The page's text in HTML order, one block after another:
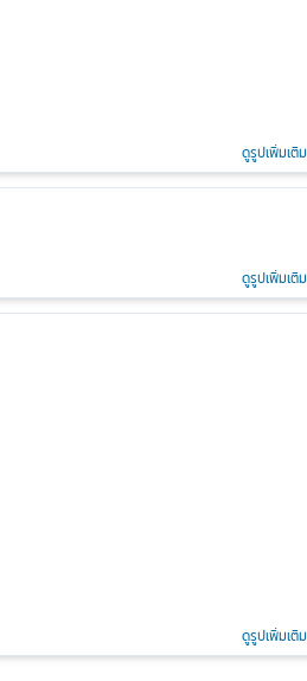
ดูรูปเพิ่มเติม
ดูรูปเพิ่มเติม
ดูรูปเพิ่มเติม